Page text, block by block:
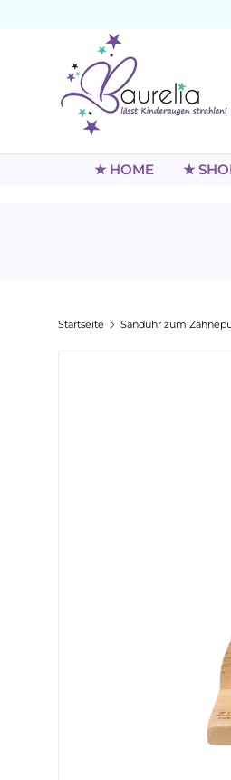
Direkt zum Inhalt
★ HOME ★
Startseite Sanduhr zum